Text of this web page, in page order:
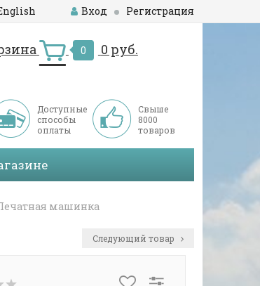
Вход Регистрация
0 0 руб.
Доступные
способы
оплаты
Свыше
8000
товаров
машинка
Следующий товар